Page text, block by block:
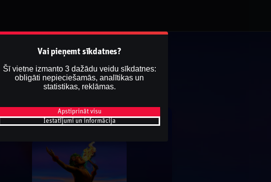
Vai pieņemt sīkdatnes?
Šī vietne izmanto 3 dažādu veidu sīkdatnes:
obligāti nepieciešamās, analītikas un
statistikas, reklāmas.
Apstiprināt visu
Iestatījumi un informācija